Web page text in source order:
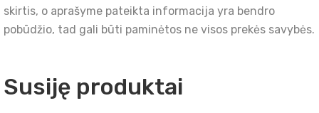
skirtis, o aprašyme pateikta informacija yra bendro
pobūdžio, tad gali būti paminėtos ne visos prekės savybės.
Susiję produktai